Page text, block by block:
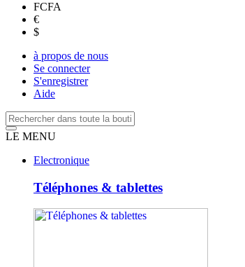
FCFA
€
$
à propos de nous
Se connecter
S'enregistrer
Aide
LE MENU
Electronique
Téléphones & tablettes